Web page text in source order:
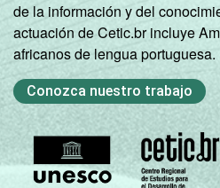
de la información y del
actuación de Cetic.br incluye
africanos de lengua portuguesa.
Conozca nuestro trabajo